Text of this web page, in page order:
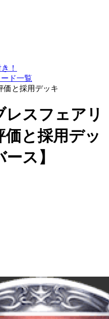
！
ド一覧
価と採用デッキ
レスフェアリ
と採用デッ
ス】